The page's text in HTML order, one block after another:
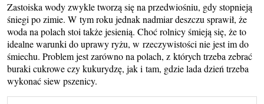
Zastoiska wody zwykle tworzą się na przedwiośniu, gdy stopnieją
śniegi po zimie. W tym roku jednak nadmiar deszczu sprawił, że
woda na polach stoi także jesienią. Choć rolnicy śmieją się, że to
idealne warunki do uprawy ryżu, w rzeczywistości nie jest im do
śmiechu. Problem jest zarówno na polach, z których trzeba zebrać
buraki cukrowe czy kukurydzę, jak i tam, gdzie lada dzień trzeba
wykonać siew pszenicy.